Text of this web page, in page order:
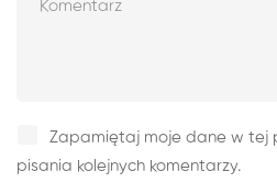
Zapamiętaj moje dane w tej
pisania kolejnych komentarzy.